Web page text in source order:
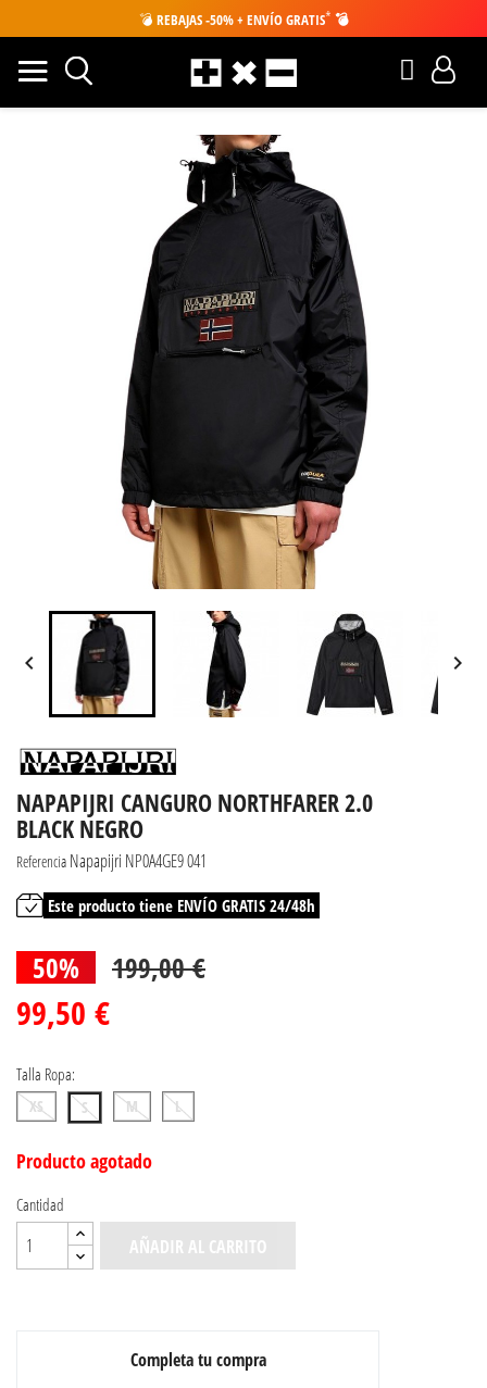
💣 REBAJAS -50% + ENVÍO GRATIS* 💣
 
NAPAPIJRI CANGURO NORTHFARER 2.0
BLACK NEGRO
Referencia Napapijri NP0A4GE9 041
Este producto tiene ENVÍO GRATIS 24/48h
50% 199,00 €
99,50 €
Talla Ropa:
XS S M L
Producto agotado
Cantidad
AÑADIR AL CARRITO
Completa tu compra